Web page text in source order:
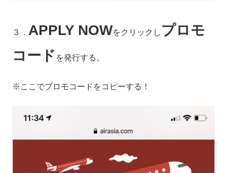
３． APPLY NOWをクリックし プロモ
コード を発行する。
※ここでプロモコードをコピーする！